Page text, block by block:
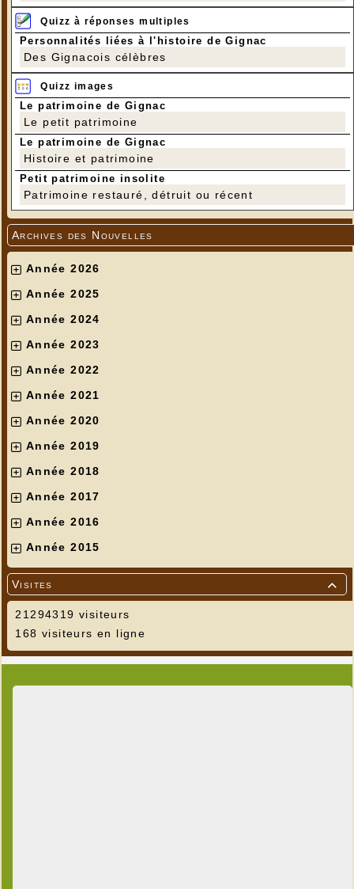
Quizz à réponses multiples
Personnalités liées à l'histoire de Gignac
Des Gignacois célèbres
Quizz images
Le patrimoine de Gignac
Le petit patrimoine
Le patrimoine de Gignac
Histoire et patrimoine
Petit patrimoine insolite
Patrimoine restauré, détruit ou récent
Archives des Nouvelles
Année 2026
Année 2025
Année 2024
Année 2023
Année 2022
Année 2021
Année 2020
Année 2019
Année 2018
Année 2017
Année 2016
Année 2015

Visites
21294319 visiteurs
168 visiteurs en ligne